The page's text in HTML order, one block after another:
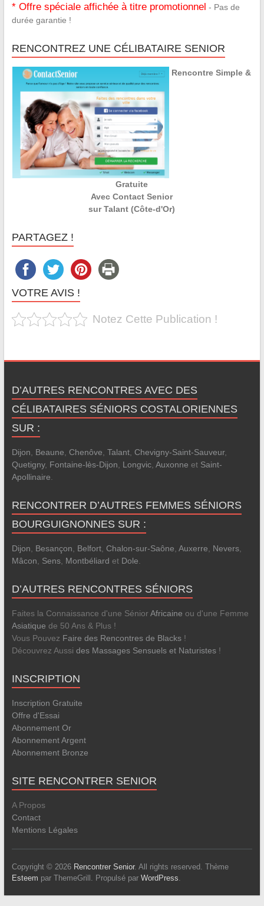
* Offre spéciale affichée à titre promotionnel - Pas de
durée garantie !
RENCONTREZ UNE CÉLIBATAIRE SENIOR
Rencontre Simple &
Gratuite
Avec Contact Senior
sur Talant (Côte-d'Or)
PARTAGEZ !
VOTRE AVIS !
Notez Cette Publication !
D’AUTRES RENCONTRES AVEC DES
CÉLIBATAIRES SÉNIORS COSTALORIENNES
SUR :
Dijon Beaune Chenôve Talant, Chevigny-Saint-Sauveur,
Quetigny, Fontaine-lès-Dijon Longvic, Auxonne et Saint-
Apollinaire
RENCONTRER D’AUTRES FEMMES SÉNIORS
BOURGUIGNONNES SUR :
Dijon Besançon Belfort, Chalon-sur-Saône Auxerre Nevers,
Mâcon
Sens, Montbéliard et Dole
D’AUTRES RENCONTRES SÉNIORS
Faites la Connaissance d'une SéniorAfricaine ou d'une Femme
Asiatique de 50 Ans & Plus !
Vous Pouvez Faire des Rencontres de Blacks!
Découvrez Aussi des Massages Sensuels et Naturistes!
INSCRIPTION
Inscription Gratuite
Offre d'Essai
Abonnement Or
Abonnement Argent
Abonnement Bronze
SITE RENCONTRER SENIOR
A Propos
Contact
Mentions Légales
Copyright © 2026 Rencontrer Senior. All rights reserved. Thème
Esteem par ThemeGrill. Propulsé par WordPress